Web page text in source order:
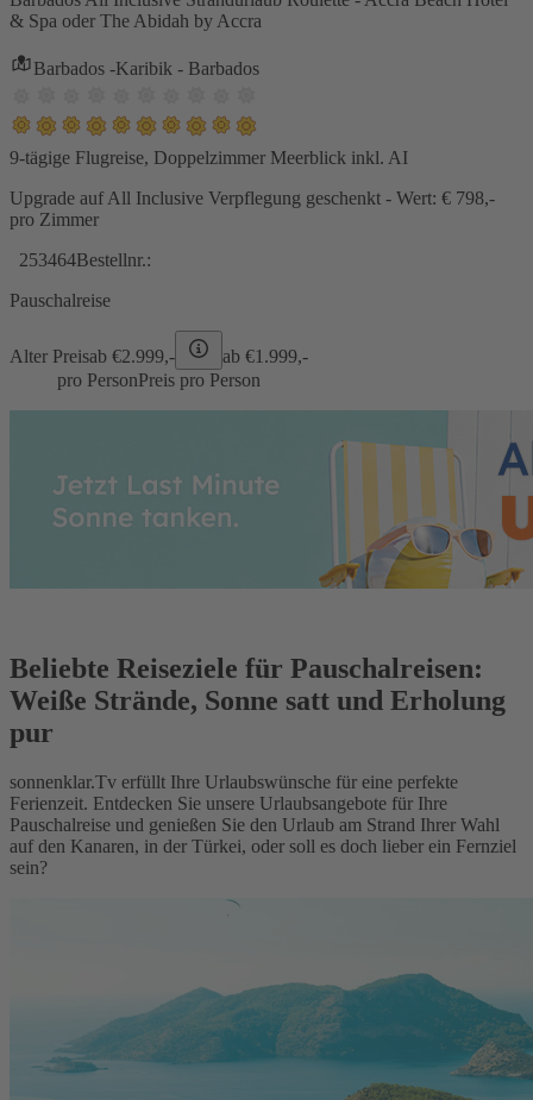
& Spa oder The Abidah by Accra
Barbados -Karibik - Barbados
9-tägige Flugreise, Doppelzimmer Meerblick inkl. AI
Upgrade auf All Inclusive Verpflegung geschenkt - Wert: € 798,-
pro Zimmer
253464Bestellnr.:
Pauschalreise
Alter Preisab €2.999,- ab €1.999,-
pro PersonPreis pro Person
Beliebte Reiseziele für Pauschalreisen:
Weiße Strände, Sonne satt und Erholung
pur
sonnenklar.Tv erfüllt Ihre Urlaubswünsche für eine perfekte
Ferienzeit. Entdecken Sie unsere Urlaubsangebote für Ihre
Pauschalreise und genießen Sie den Urlaub am Strand Ihrer Wahl
auf den Kanaren, in der Türkei, oder soll es doch lieber ein Fernziel
sein?